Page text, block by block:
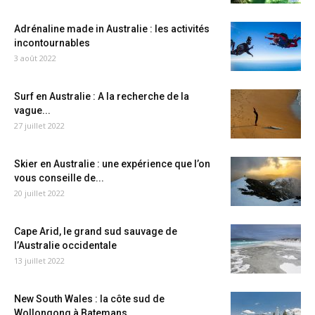
Adrénaline made in Australie : les activités
incontournables
3 août 2022
Surf en Australie : A la recherche de la
vague...
27 juillet 2022
Skier en Australie : une expérience que l’on
vous conseille de...
20 juillet 2022
Cape Arid, le grand sud sauvage de
l’Australie occidentale
13 juillet 2022
New South Wales : la côte sud de